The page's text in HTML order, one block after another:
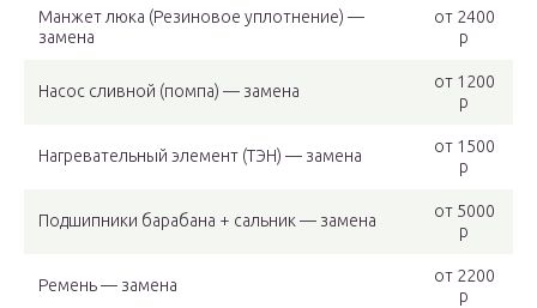
Манжет люка (Резиновое уплотнение) —
замена
от 2400
р
Насос сливной (помпа) — замена
от 1200
р
Нагревательный элемент (ТЭН) — замена
от 1500
р
Подшипники барабана + сальник — замена
от 5000
р
Ремень — замена
от 2200
р